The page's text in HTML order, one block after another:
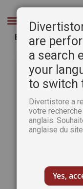
Chercher
Broderies au fil
Passer
galerie
d’images
are
a search
your
to switch
Divertistore a
votre
anglais.
anglaise du
Yes,